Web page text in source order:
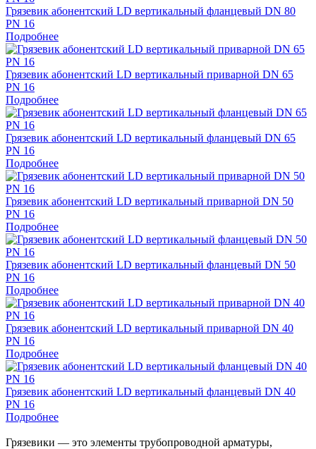
Грязевик абонентский LD вертикальный фланцевый DN 80
PN 16
Подробнее
Грязевик абонентский LD вертикальный приварной DN 65
PN 16
Подробнее
Грязевик абонентский LD вертикальный фланцевый DN 65
PN 16
Подробнее
Грязевик абонентский LD вертикальный приварной DN 50
PN 16
Подробнее
Грязевик абонентский LD вертикальный фланцевый DN 50
PN 16
Подробнее
Грязевик абонентский LD вертикальный приварной DN 40
PN 16
Подробнее
Грязевик абонентский LD вертикальный фланцевый DN 40
PN 16
Подробнее
Грязевики — это элементы трубопроводной арматуры,